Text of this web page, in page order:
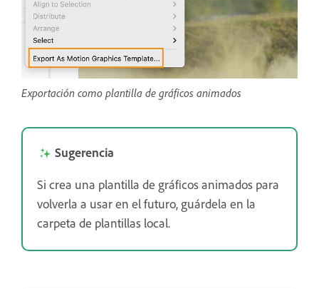
Exportación como plantilla de gráficos animados
Sugerencia
Si crea una plantilla de gráficos animados para
volverla a usar en el futuro, guárdela en la
carpeta de plantillas local.